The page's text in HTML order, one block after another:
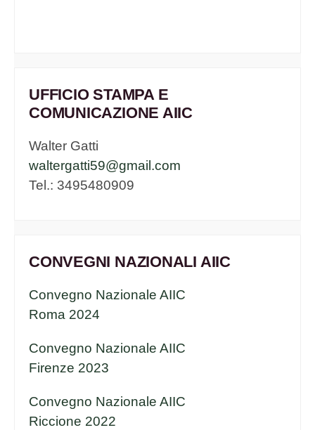
UFFICIO STAMPA E
COMUNICAZIONE AIIC
Walter Gatti
waltergatti59@gmail.com
Tel.: 3495480909
CONVEGNI NAZIONALI AIIC
Convegno Nazionale AIIC
Roma 2024
Convegno Nazionale AIIC
Firenze 2023
Convegno Nazionale AIIC
Riccione 2022